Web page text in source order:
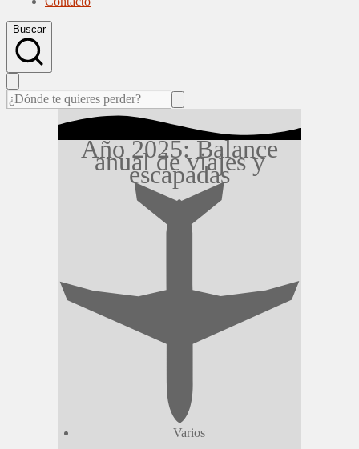
Buscar
Año 2025: Balance
anual de viajes y
escapadas
Varios